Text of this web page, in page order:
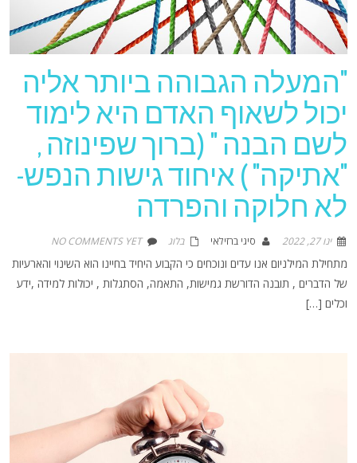
"המעלה הגבוהה ביותר אליה
יכול לשאוף האדם היא לימוד
לשם הבנה " (ברוך שפינוזה ,
"אתיקה" ) איחוד גישות הנפש-
לא חלוקה והפרדה
ינו 27, 2022 סיגי ברזילאי בלוג NO COMMENTS YET
מתחילת המילניום אנו עדים ונוכחים כי הקבוע היחיד בחיינו הוא השינוי והארעיות
של הדברים , תובנה הדורשת גמישות, התאמה, הסתגלות , יכולות למידה ,ידע
וכלים […]